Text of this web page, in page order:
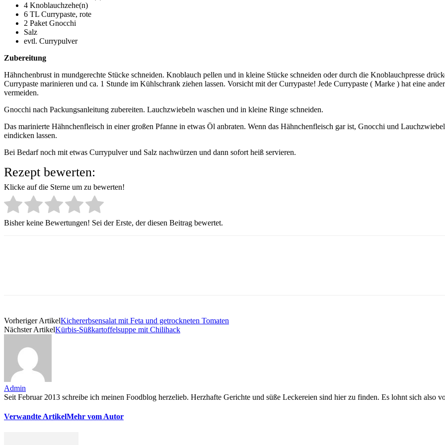
4 Knoblauchzehe(n)
6 TL Currypaste, rote
2 Paket Gnocchi
Salz
evtl. Currypulver
Zubereitung
Hähnchenbrust in mundgerechte Stücke schneiden. Knoblauch pellen und in kleine Stücke schneiden oder durch die Knoblauchpresse
Currypaste marinieren und ca. 1 Stunde im Kühlschrank ziehen lassen. Vorsicht mit der Currypaste! Jede Currypaste ( Marke ) hat eine
vermeiden.
Gnocchi nach Packungsanleitung zubereiten. Lauchzwiebeln waschen und in kleine Ringe schneiden.
Das marinierte Hähnchenfleisch in einer großen Pfanne in etwas Öl anbraten. Wenn das Hähnchenfleisch gar ist, Gnocchi und
eindicken lassen.
Bei Bedarf noch mit etwas Currypulver und Salz nachwürzen und dann sofort heiß servieren.
Rezept bewerten:
Klicke auf die Sterne um zu bewerten!
Bisher keine Bewertungen! Sei der Erste, der diesen Beitrag bewertet.
Vorheriger ArtikelKichererbsensalat mit Feta und getrockneten Tomaten
Nächster ArtikelKürbis-Süßkartoffelsuppe mit Chilihack
Admin
Seit Februar 2013 schreibe ich meinen Foodblog herzelieb. Herzhafte Gerichte und süße Leckereien sind hier zu finden. Es lohnt sich also
Verwandte ArtikelMehr vom Autor